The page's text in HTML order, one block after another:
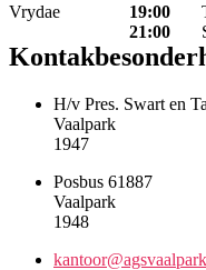
Vrydae
19:00
21:00
H/v Pres. Swart en
Vaalpark
1947
Posbus 61887
Vaalpark
1948